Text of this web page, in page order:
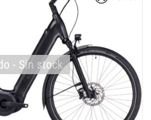
- Sin stock